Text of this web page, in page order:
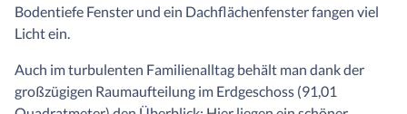
Bodentiefe Fenster und ein Dachflächenfenster fangen viel
Licht ein.
Auch im turbulenten Familienalltag behält man dank der
großzügigen Raumaufteilung im Erdgeschoss (91,01